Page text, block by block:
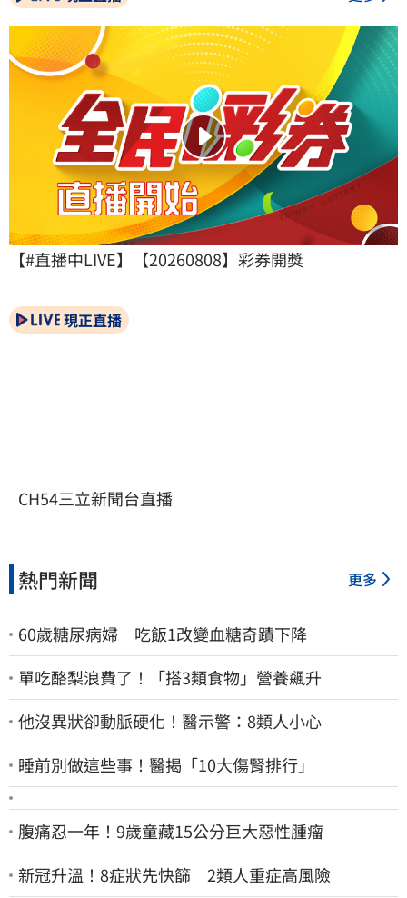
【#直播中LIVE】【20260808】彩券開獎
現正直播
CH54三立新聞台直播
熱門新聞 更多
60歲糖尿病婦 吃飯1改變血糖奇蹟下降
單吃酪梨浪費了！「搭3類食物」營養飆升
他沒異狀卻動脈硬化！醫示警：8類人小心
睡前別做這些事！醫揭「10大傷腎排行」
腹痛忍一年！9歲童藏15公分巨大惡性腫瘤
新冠升溫！8症狀先快篩 2類人重症高風險